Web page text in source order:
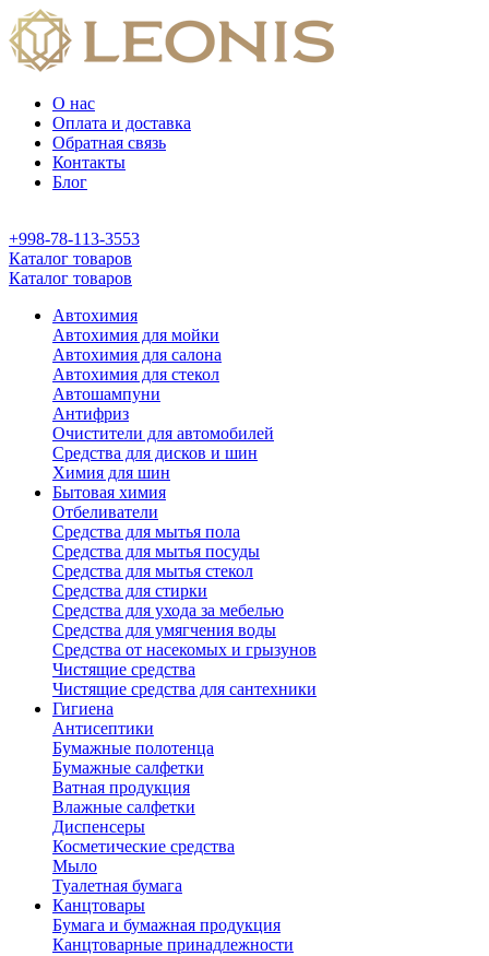
О нас
Оплата и доставка
Обратная связь
Контакты
Блог
+998-78-113-3553
Каталог товаров
Каталог товаров
Автохимия
Автохимия для мойки
Автохимия для салона
Автохимия для стекол
Автошампуни
Антифриз
Очистители для автомобилей
Средства для дисков и шин
Химия для шин
Бытовая химия
Отбеливатели
Средства для мытья пола
Средства для мытья посуды
Средства для мытья стекол
Средства для стирки
Средства для ухода за мебелью
Средства для умягчения воды
Средства от насекомых и грызунов
Чистящие средства
Чистящие средства для сантехники
Гигиена
Антисептики
Бумажные полотенца
Бумажные салфетки
Ватная продукция
Влажные салфетки
Диспенсеры
Косметические средства
Мыло
Туалетная бумага
Канцтовары
Бумага и бумажная продукция
Канцтоварные принадлежности